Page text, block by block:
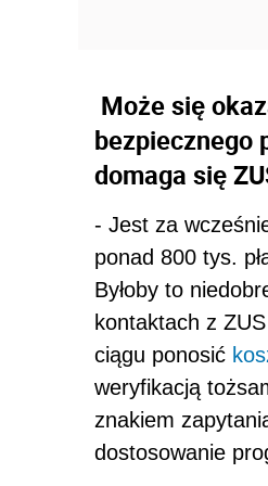
Może się
bezpiecznego
domaga się
- Jest za
ponad 800 tys.
Byłoby to
kontaktach z
ciągu ponosić
weryfikacją
znakiem
dostosowanie